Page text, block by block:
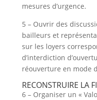
mesures d’urgence.
5 – Ouvrir des
bailleurs et
sur les loyers
d’interdiction
réouverture en mode
RECONSTRUIRE LA
6 – Organiser un «